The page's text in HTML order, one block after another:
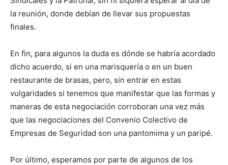
la reunión, donde debían de llevar sus propuestas
finales.
En fin, para algunos la duda es dónde se habría acordado
dicho acuerdo, si en una marisquería o en un buen
restaurante de brasas, pero, sin entrar en estas
vulgaridades si tenemos que manifestar que las formas y
maneras de esta negociación corroboran una vez más
que las negociaciones del Convenio Colectivo de
Empresas de Seguridad son una pantomima y un paripé.
Por último, esperamos por parte de algunos de los